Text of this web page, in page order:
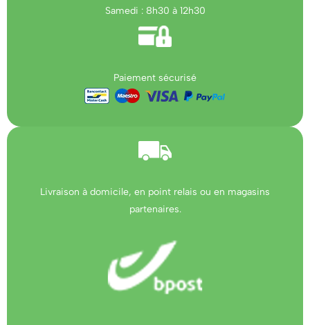
Samedi : 8h30 à 12h30
Paiement sécurisé
Livraison à domicile, en point relais ou en magasins
partenaires.